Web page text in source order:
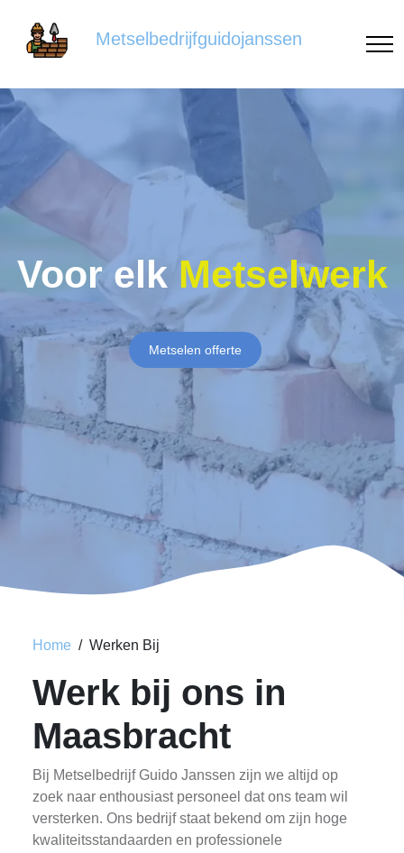
Metselbedrijfguidojanssen
Voor elk Metselwerk
Metselen offerte
Home Werken Bij
Werk bij ons in
Maasbracht
Bij Metselbedrijf Guido Janssen zijn we altijd op
zoek naar enthousiast personeel dat ons team wil
versterken. Ons bedrijf staat bekend om zijn hoge
kwaliteitsstandaarden en professionele